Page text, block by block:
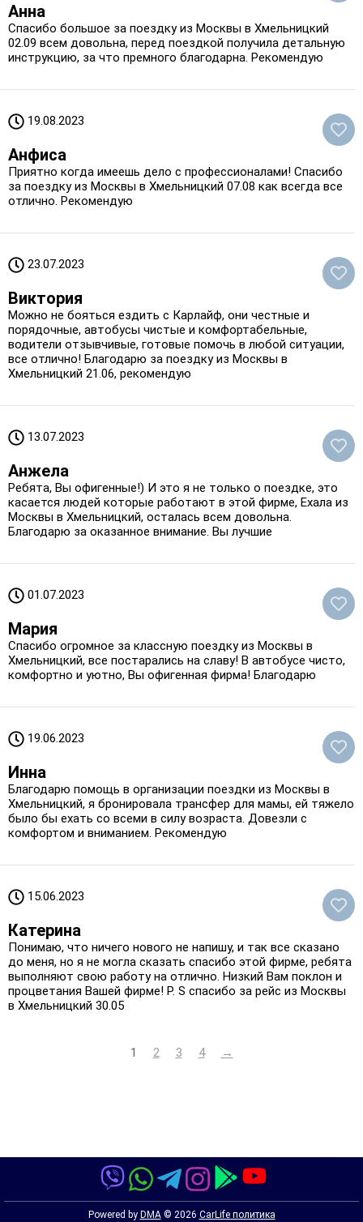
Анна
Спасибо большое за поездку из Москвы в Хмельницкий
02.09 всем довольна, перед поездкой получила детальную
инструкцию, за что премного благодарна. Рекомендую
19.08.2023
Анфиса
Приятно когда имеешь дело с профессионалами! Спасибо
за поездку из Москвы в Хмельницкий 07.08 как всегда все
отлично. Рекомендую
23.07.2023
Виктория
Можно не бояться ездить с Карлайф, они честные и
порядочные, автобусы чистые и комфортабельные,
водители отзывчивые, готовые помочь в любой ситуации,
все отлично! Благодарю за поездку из Москвы в
Хмельницкий 21.06, рекомендую
13.07.2023
Анжела
Ребята, Вы офигенные!) И это я не только о поездке, это
касается людей которые работают в этой фирме, Ехала из
Москвы в Хмельницкий, осталась всем довольна.
Благодарю за оказанное внимание. Вы лучшие
01.07.2023
Мария
Спасибо огромное за классную поездку из Москвы в
Хмельницкий, все постарались на славу! В автобусе чисто,
комфортно и уютно, Вы офигенная фирма! Благодарю
19.06.2023
Инна
Благодарю помощь в организации поездки из Москвы в
Хмельницкий, я бронировала трансфер для мамы, ей тяжело
было бы ехать со всеми в силу возраста. Довезли с
комфортом и вниманием. Рекомендую
15.06.2023
Катерина
Понимаю, что ничего нового не напишу, и так все сказано
до меня, но я не могла сказать спасибо этой фирме, ребята
выполняют свою работу на отлично. Низкий Вам поклон и
процветания Вашей фирме! P. S спасибо за рейс из Москвы
в Хмельницкий 30.05
1 2 3 4 →
Powered by DMA© 2026 CarLife политика